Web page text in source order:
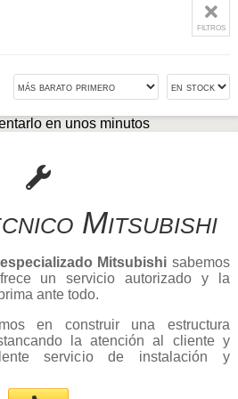
filtros
en unos minutos
Mitsubishi
Mitsubishi sabemos
un servicio autorizado y la
ante todo.
en construir una estructura
la atención al cliente y
servicio de instalación y